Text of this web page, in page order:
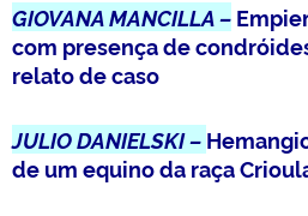
GIOVANA MANCILLA –
com presença de
relato de caso
JULIO DANIELSKI –
de um equino da raça